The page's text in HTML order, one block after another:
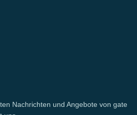
Nachrichten und Angebote von gate